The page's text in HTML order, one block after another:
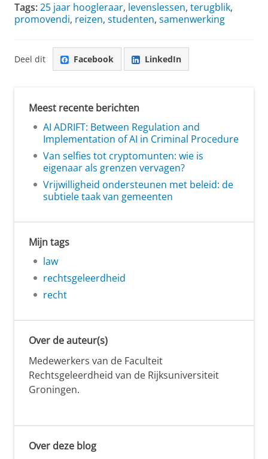
Tags:25 jaar hoogleraar, levenslessen, terugblik,
promovendi, reizen, studenten, samenwerking
Deel dit Facebook LinkedIn
Meest recente berichten
AI ADRIFT: Between Regulation and
Implementation of AI in Criminal Procedure
Van selfies tot cryptomunten: wie is
eigenaar als grenzen vervagen?
Vrijwilligheid ondersteunen met beleid: de
subtiele taak van gemeenten
Mijn tags
law
rechtsgeleerdheid
recht
Over de auteur(s)
Medewerkers van de Faculteit
Rechtsgeleerdheid van de Rijksuniversiteit
Groningen.
Over deze blog